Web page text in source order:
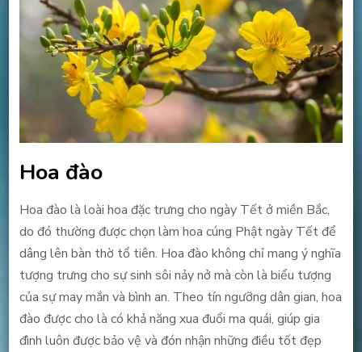
Hoa đào
Hoa đào là loài hoa đặc trưng cho ngày Tết ở miền Bắc,
do đó thường được chọn làm hoa cúng Phật ngày Tết để
dâng lên bàn thờ tổ tiên. Hoa đào không chỉ mang ý nghĩa
tượng trưng cho sự sinh sôi nảy nở mà còn là biểu tượng
của sự may mắn và bình an. Theo tín ngưỡng dân gian, hoa
đào được cho là có khả năng xua đuổi ma quái, giúp gia
đình luôn được bảo vệ và đón nhận những điều tốt đẹp